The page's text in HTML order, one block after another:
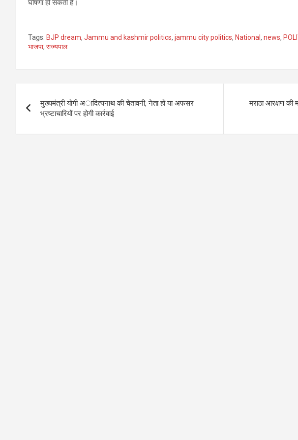
घोषणा हो सकती है।
Tags: BJP dream, Jammu and kashmir politics, jammu city politics, National , news,
भाजपा, राज्यपाल
navigation
मुख्यमंत्री योगी अादित्यनाथ की चेतावनी, नेता हों या अफसर
भ्रष्टाचारियों पर होगी कार्रवाई
मराठा आरक्षण